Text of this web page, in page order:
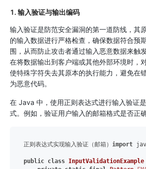
1. 输入验证与输出编码
输入验证是防范安全漏洞的第一道防线，其
的输入数据进行严格检查，确保数据符合预
围，从而防止攻击者通过输入恶意数据来触
在将数据输出到客户端或其他外部环境时，
使特殊字符失去其原本的执行能力，避免在
为恶意代码。
在 Java 中，使用正则表达式进行输入验证
式。例如，验证用户输入的邮箱格式是否正
正则表达式实现输入验证（邮箱） import
public class InputValidationExample